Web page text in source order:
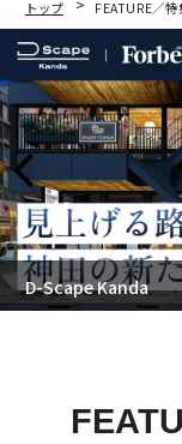
トップ FEATURE／
D-Scape Kanda